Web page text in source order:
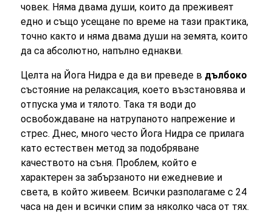
човек. Няма двама души, които да преживеят
едно и също усещане по време на тази практика,
точно както и няма двама души на земята, които
да са абсолютно, напълно еднакви.
Целта на Йога Нидра е да ви преведе в дълбоко
състояние на релаксация, което възстановява и
отпуска ума и тялото. Така тя води до
освобождаване на натрупаното напрежение и
стрес. Днес, много често Йога Нидра се прилага
като естествен метод за подобряване
качеството на съня. Проблем, който е
характерен за забързаното ни ежедневие и
света, в който живеем. Всички разполагаме с 24
часа на ден и всички спим за няколко часа от тях.